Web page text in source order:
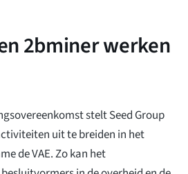
2bminer werken
stelt Seed Group
uit te breiden in het
de VAE. Zo kan het